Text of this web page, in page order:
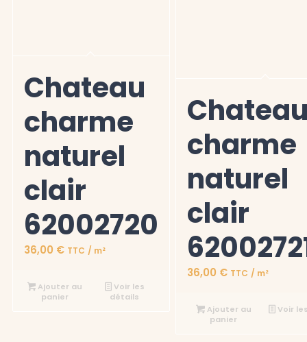
Chateau
charme
naturel
clair
62002720
36,00 € TTC / m²
Ajouter au
panier
Voir les
détails
charme
naturel
clair
36,00 € TTC / m²
Ajouter au
panier
Voir